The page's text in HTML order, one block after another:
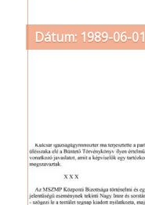
Dátum: 1989-06-01